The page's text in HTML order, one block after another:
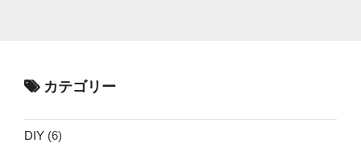
カテゴリー
DIY (6)